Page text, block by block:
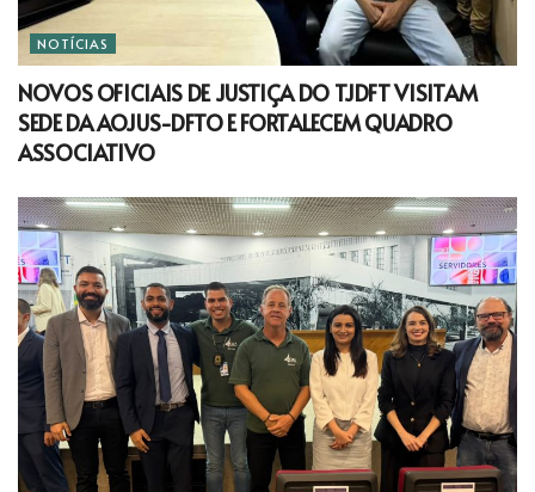
NOTÍCIAS
NOVOS OFICIAIS DE JUSTIÇA DO TJDFT VISITAM
SEDE DA AOJUS-DFTO E FORTALECEM QUADRO
ASSOCIATIVO